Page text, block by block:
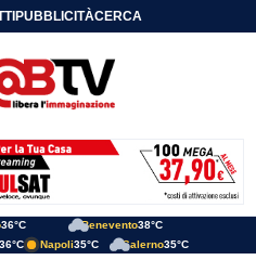
PUBBLICITÀCERCA
36°C Benevento38°C
36°C Napoli35°C Salerno35°C